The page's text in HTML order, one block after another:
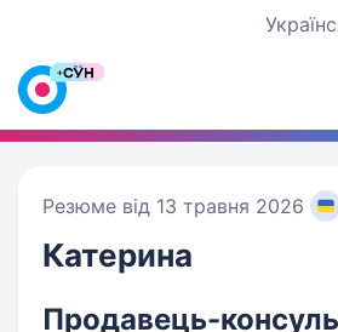
Резюме від 13 травня 2026
Катерина
Продавець-